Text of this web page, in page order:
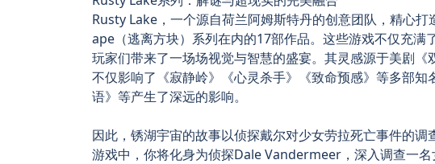
Rusty Lake，一个源自荷兰阿姆斯特丹的创意团队，精心
ape（逃离方块）系列在内的17部作品。这些游戏不仅充满
玩家们带来了一场场视觉与智慧的盛宴。其灵感源于美剧《
不仅影响了《寂静岭》《心灵杀手》《致命预感》等多部
语》等产生了深远的影响。
因此，锈湖宇宙的故事以侦探戴尔对少女劳拉死亡事件的
游戏中，你将化身为侦探Dale Vandermeer，深入调查一